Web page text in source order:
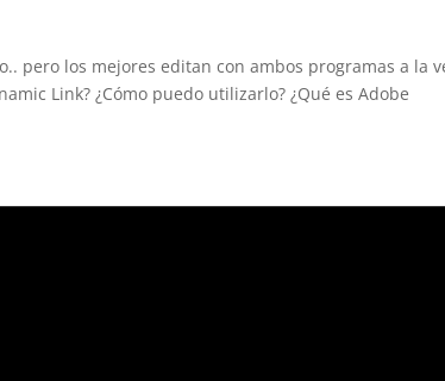
pero los mejores editan con ambos programas a la
Link? ¿Cómo puedo utilizarlo? ¿Qué es Adobe